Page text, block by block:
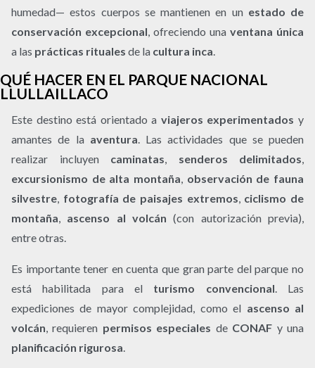
humedad— estos cuerpos se mantienen en un estado de
conservación excepcional, ofreciendo una ventana única
a las prácticas rituales de la cultura inca.
QUÉ HACER EN EL PARQUE NACIONAL
LLULLAILLACO
Este destino está orientado a viajeros experimentados y
amantes de la aventura . Las actividades que se pueden
realizar incluyen caminatas senderos delimitados
excursionismo de alta montaña observación de fauna
silvestre fotografía de paisajes extremos ciclismo de
montaña
ascenso al volcán (con autorización previa),
entre otras.
Es importante tener en cuenta que gran parte del parque no
está habilitada para el turismo convencional . Las
expediciones de mayor complejidad, como el ascenso al
volcán , requieren permisos especiales de CONAF y una
planificación rigurosa